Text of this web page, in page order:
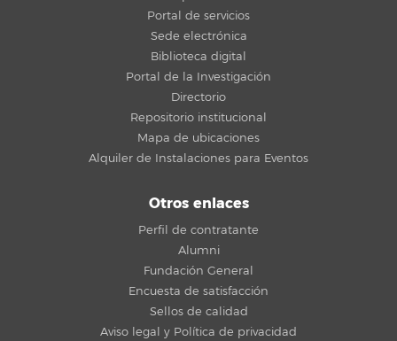
Portal de servicios
Sede electrónica
Biblioteca digital
Portal de la Investigación
Directorio
Repositorio institucional
Mapa de ubicaciones
Alquiler de Instalaciones para Eventos
Otros enlaces
Perfil de contratante
Alumni
Fundación General
Encuesta de satisfacción
Sellos de calidad
Aviso legal y Política de privacidad